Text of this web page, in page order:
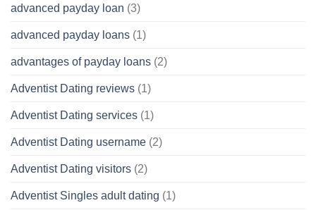
advanced payday loan (3)
advanced payday loans (1)
advantages of payday loans (2)
Adventist Dating reviews (1)
Adventist Dating services (1)
Adventist Dating username (2)
Adventist Dating visitors (2)
Adventist Singles adult dating (1)